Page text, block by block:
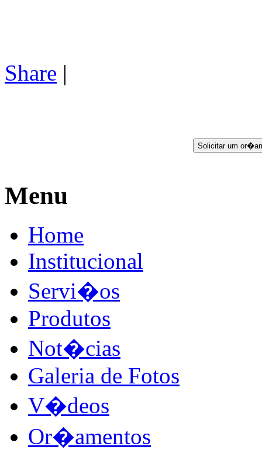
Share |
Menu
Home
Institucional
Servi�os
Produtos
Not�cias
Galeria de Fotos
V�deos
Or�amentos